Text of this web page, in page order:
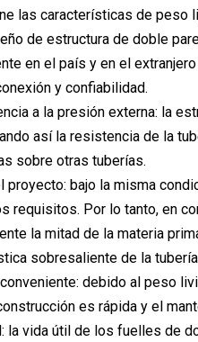
las características de peso
de estructura de doble
en el país y en el
y confiabilidad.
a la presión externa: la
así la resistencia de la
sobre otras tuberías.
proyecto: bajo la misma
requisitos. Por lo tanto, en
la mitad de la materia
sobresaliente de la
debido al peso
es rápida y el
la vida útil de los fuelles de